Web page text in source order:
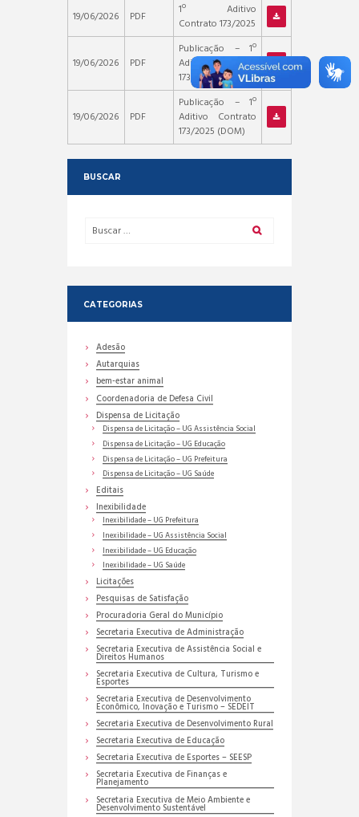
19/06/2026
PDF
1º Aditivo
Contrato 173/2025
19/06/2026 PDF
Publicação – 1º
Aditivo Contrato
173/2025 (PNCP)
19/06/2026 PDF
Publicação – 1º
Aditivo Contrato
173/2025 (DOM)
BUSCAR
CATEGORIAS
Adesão
Autarquias
bem-estar animal
Coordenadoria de Defesa Civil
Dispensa de Licitação
Dispensa de Licitação – UG Assistência Social
Dispensa de Licitação – UG Educação
Dispensa de Licitação – UG Prefeitura
Dispensa de Licitação – UG Saúde
Editais
Inexibilidade
Inexibilidade – UG Prefeitura
Inexibilidade – UG Assistência Social
Inexibilidade – UG Educação
Inexibilidade – UG Saúde
Licitações
Pesquisas de Satisfação
Procuradoria Geral do Município
Secretaria Executiva de Administração
Secretaria Executiva de Assistência Social e
Direitos Humanos
Secretaria Executiva de Cultura, Turismo e
Esportes
Secretaria Executiva de Desenvolvimento
Econômico, Inovação e Turismo – SEDEIT
Secretaria Executiva de Desenvolvimento Rural
Secretaria Executiva de Educação
Secretaria Executiva de Esportes – SEESP
Secretaria Executiva de Finanças e
Planejamento
Secretaria Executiva de Meio Ambiente e
Desenvolvimento Sustentável